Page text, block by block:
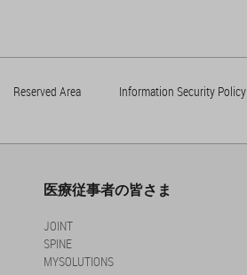
Reserved Area Information Security Policy
医療従事者の皆さま
JOINT
SPINE
MYSOLUTIONS